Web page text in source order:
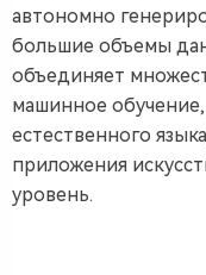
автономно
большие объемы
объединяет
машинное
естественного
приложения
уровень.